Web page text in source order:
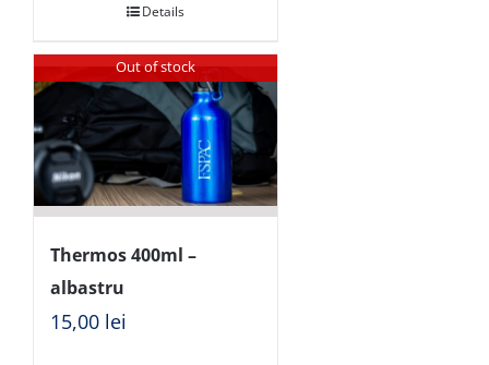
Details
Out of stock
Thermos 400ml –
albastru
15,00 lei